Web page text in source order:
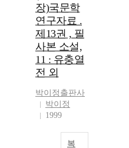
장)국문학
연구자료 .
제13권 , 필
사본 소설,
11 : 유충열
전 외
박이정출판사
박이정
1999
복